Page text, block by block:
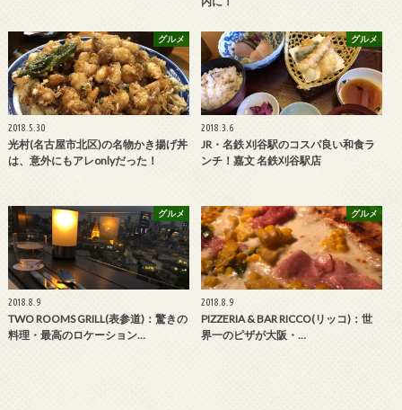
グルメ
2018.5.30
光村(名古屋市北区)の名物かき揚げ丼
は、意外にもアレonlyだった！
グルメ
2018.3.6
JR・名鉄 刈谷駅のコスパ良い和食ラ
ンチ！嘉文 名鉄刈谷駅店
グルメ
2018.8.9
TWO ROOMS GRILL(表参道)：驚きの
料理・最高のロケーション…
グルメ
2018.8.9
PIZZERIA & BAR RICCO(リッコ)：世
界一のピザが大阪・…